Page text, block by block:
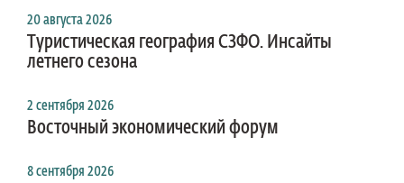
20 августа 2026
Туристическая география СЗФО. Инсайты
летнего сезона
2 сентября 2026
Восточный экономический форум
8 сентября 2026